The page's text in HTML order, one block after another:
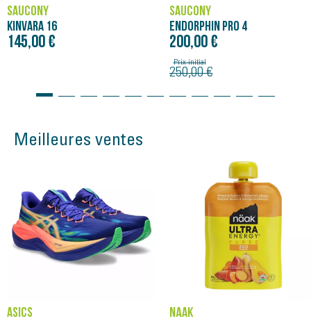
SAUCONY
KINVARA 16
145,00 €
SAUCONY
ENDORPHIN PRO 4
200,00 €
Prix initial
250,00 €
Meilleures ventes
ASICS
NÄAK